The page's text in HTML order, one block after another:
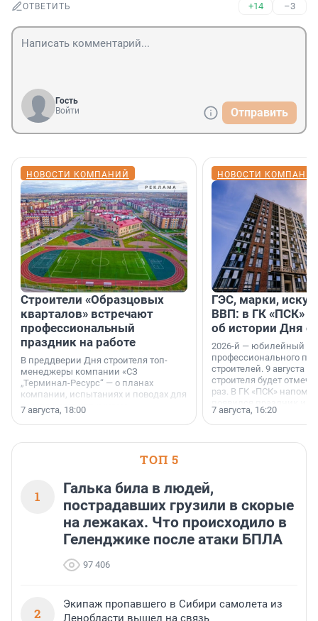
ОТВЕТИТЬ +14 –3
Гость
Войти
Отправить
НОВОСТИ КОМПАНИЙ
Строители «Образцовых
кварталов» встречают
профессиональный
праздник на работе
В преддверии Дня строителя топ-
менеджеры компании «СЗ
„Терминал-Ресурс“ — о планах
компании, испытаниях и поводах для
осторожного оптимизма.
7 августа, 18:00
НОВОСТИ
ГЭС, марки,
ВВП: в ГК «ПСК»
об истории Дня
2026-й — юбилейный
профессионального
строителей. 9 августа
строителя будет
раз. В ГК «ПСК»
поменялась роль
7 августа, 16:20
ТОП 5
1
Галька била в людей,
пострадавших грузили в скорые
на лежаках. Что происходило в
Геленджике после атаки БПЛА
97 406
2
Экипаж пропавшего в Сибири самолета из
Ленобласти вышел на связь